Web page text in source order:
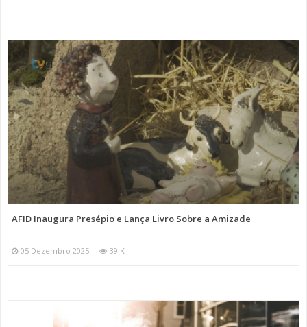
AFID Inaugura Presépio e Lança Livro Sobre a Amizade
05 Dezembro 2025 39 K